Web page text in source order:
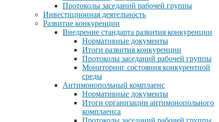
Протоколы заседаний рабочей группы
Инвестиционная деятельность
Развитие конкуренции
Внедрение стандарта развития конкуренции
Нормативные документы
Итоги развития конкуренции
Протоколы заседаний рабочей группы
Мониторинг состояния конкурентной
среды
Антимонопольный комплаенс
Нормативные документы
Итоги организации антимонопольного
комплаенса
Протоколы заседаний рабочей группы